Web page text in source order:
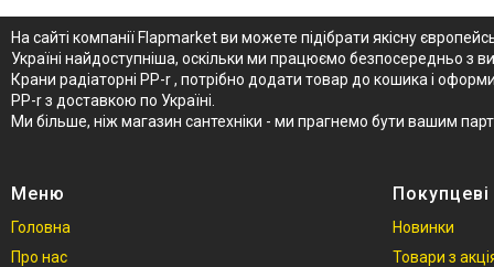
На сайті компанії Flapmarket ви можете підібрати якісну
Україні найдоступніша, оскільки ми працюємо безпосередньо з
Крани радіаторні PP-r , потрібно додати товар до кошика і
PP-r з доставкою по Україні.
Ми більше, ніж магазин сантехніки - ми прагнемо бути вашим
Меню
Головна
Про нас
Покупцеві
Новинки
Товари з